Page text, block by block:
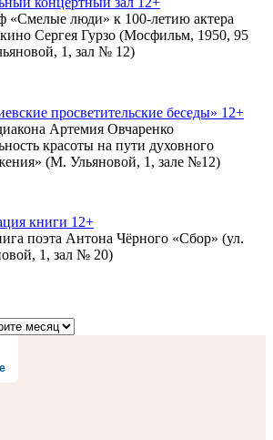
«Смелые люди» к 100-летию актера
кино Сергея Гурзо (Мосфильм, 1950, 95
1, зал № 12)
просветительские беседы» 12+
Артемия Овчаренко
красоты на пути духовного
(М. Ульяновой, 1, зале №12)
книги 12+
поэта Антона Чёрного «Сбор» (ул.
1, зал № 20)